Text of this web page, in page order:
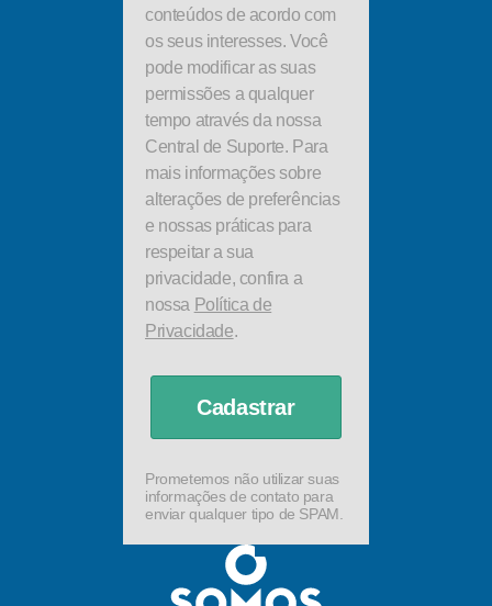
conteúdos de acordo com
os seus interesses. Você
pode modificar as suas
permissões a qualquer
tempo através da nossa
Central de Suporte. Para
mais informações sobre
alterações de preferências
e nossas práticas para
respeitar a sua
privacidade, confira a
nossa Política de
Privacidade.
Cadastrar
Prometemos não utilizar suas
informações de contato para
enviar qualquer tipo de SPAM.